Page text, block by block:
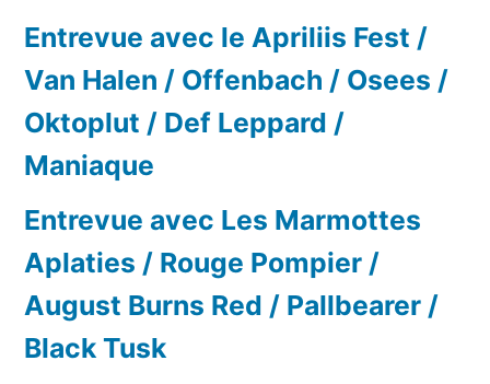
Entrevue avec le Apriliis Fest /
Van Halen / Offenbach / Osees /
Oktoplut / Def Leppard /
Maniaque
Entrevue avec Les Marmottes
Aplaties / Rouge Pompier /
August Burns Red / Pallbearer /
Black Tusk